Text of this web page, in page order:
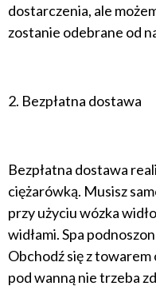
dostarczenia, ale
zostanie odebrane od
2. Bezpłatna dostawa
Bezpłatna dostawa
ciężarówką. Musisz
przy użyciu wózka
widłami. Spa
Obchodź się z
pod wanną nie trzeba